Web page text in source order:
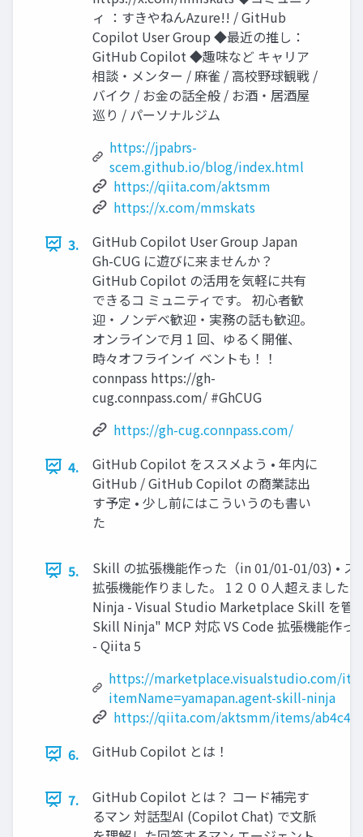
ィ ：すきやねんAzure!! / GitHub
Copilot User Group ◆最近の推し：
GitHub Copilot ◆趣味など キャリア
相談・メンター / 麻雀 / 高校野球観戦 /
バイク / お金の話全般 / お酒・居酒屋
巡り / パーソナルジム
https://jpabrs-
scem.github.io/blog/index.html
https://qiita.com/aktsmm
https://x.com/mmskats
3.
GitHub Copilot User Group Japan
Gh-CUG に遊びに来ませんか？
GitHub Copilot の活用を気軽に共有
できるコ ミュニティです。 初心者歓
迎・ノンデベ歓迎・実務の話も歓迎。
オンラインで月 1 回、ゆるく開催、
時々オフラインイ ベントも！！
connpass https://gh-
cug.connpass.com/ #GhCUG
https://gh-cug.connpass.com/
4.
GitHub Copilot をススメよう • 年内に
GitHub / GitHub Copilot の商業誌出
す予定 • 少し前にはこういうのも書い
た
5.
Skill の拡張機能作った（in 01/01-01/03) • ス
拡張機能作りました。 1２００人超えました
Ninja - Visual Studio Marketplace Skill を管
Skill Ninja" MCP 対応 VS Code 拡張機能作っ
- Qiita 5
https://marketplace.visualstudio.com/
itemName=yamapan.agent-skill-ninja
https://qiita.com/aktsmm/items/
6.
GitHub Copilot とは！
7.
GitHub Copilot とは？ コード補完す
るマン 対話型AI (Copilot Chat) で文脈